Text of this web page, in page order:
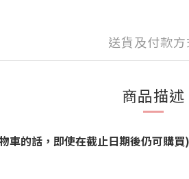
送貨及付款方
商品描述
車的話，即使在截止日期後仍可購買)